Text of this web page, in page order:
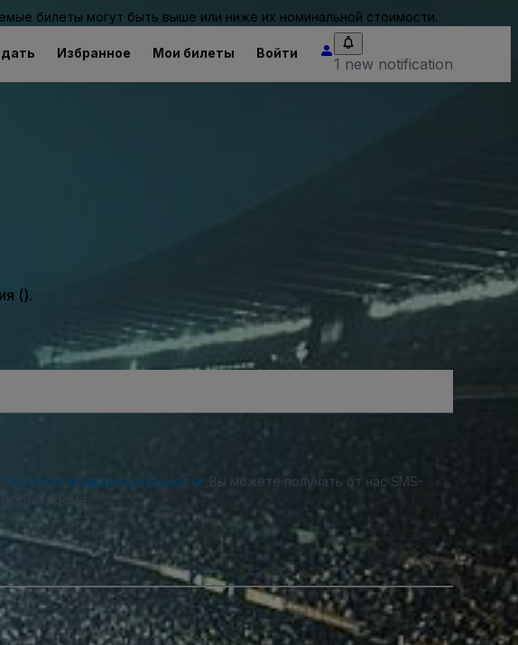
билеты могут быть выше или ниже их номинальной стоимости.
Избранное Мои билеты Войти
1 new notification
().
Политику конфиденциальности . Вы можете получать от нас SMS-
время.